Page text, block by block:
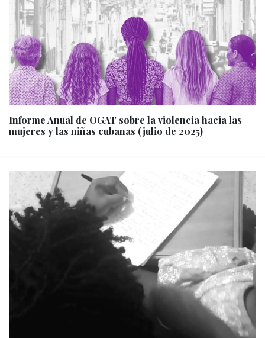
Informe Anual de OGAT sobre la violencia hacia las
mujeres y las niñas cubanas (julio de 2025)